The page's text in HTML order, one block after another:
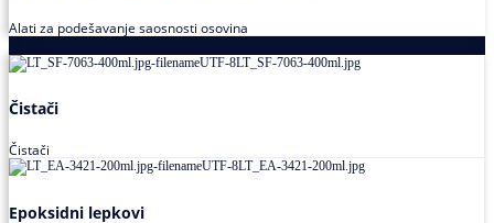
Alati za podešavanje saosnosti osovina
Čistači
Čistači
Epoksidni lepkovi